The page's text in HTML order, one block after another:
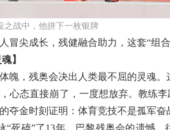
之战中，他拼下一枚银牌
冒尖成长，残健融合助力，这套“组
魂】
魄，残奥会决出人类最不屈的灵魂
心态直接崩了，一度想放弃。教练
夺金时刻证明：体育竞技不是孤军奋
“死磕”了13年。巴黎残奥会的遗憾